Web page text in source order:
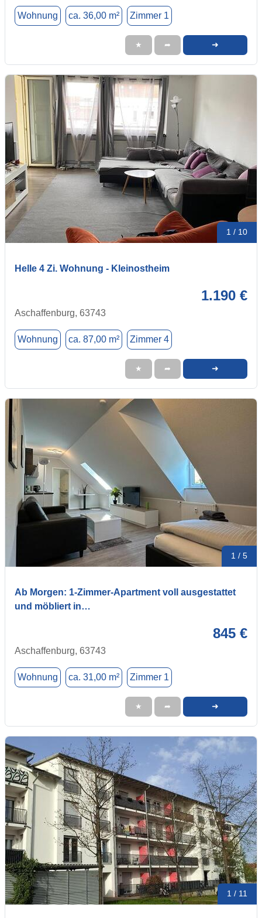
Wohnung ca. 36,00 m² Zimmer 1
★ ➦ ➜
1 / 10
Helle 4 Zi. Wohnung - Kleinostheim
1.190 €
Aschaffenburg, 63743
Wohnung ca. 87,00 m² Zimmer 4
★ ➦ ➜
1 / 5
Ab Morgen: 1-Zimmer-Apartment voll ausgestattet
und möbliert in…
845 €
Aschaffenburg, 63743
Wohnung ca. 31,00 m² Zimmer 1
★ ➦ ➜
1 / 11